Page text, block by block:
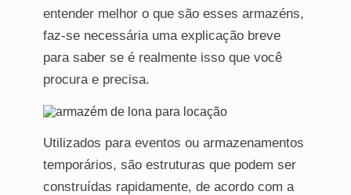
entender melhor o que são esses armazéns,
faz-se necessária uma explicação breve
para saber se é realmente isso que você
procura e precisa.
Utilizados para eventos ou armazenamentos
temporários, são estruturas que podem ser
construídas rapidamente, de acordo com a